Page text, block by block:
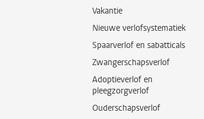
Vakantie
Nieuwe verlofsystematiek
Spaarverlof en sabatticals
Zwangerschapsverlof
Adoptieverlof en
pleegzorgverlof
Ouderschapsverlof